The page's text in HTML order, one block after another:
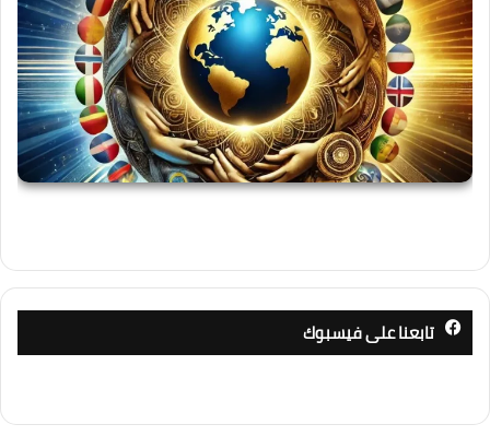
تابعنا على فيسبوك